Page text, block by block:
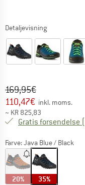
Detaljevisning
Original pris :
169,95€
Pris:
110,47€ inkl. moms.
~ KR 825,83
Gratis forsendelse
Farve:Java Blue / Black
20% 35%